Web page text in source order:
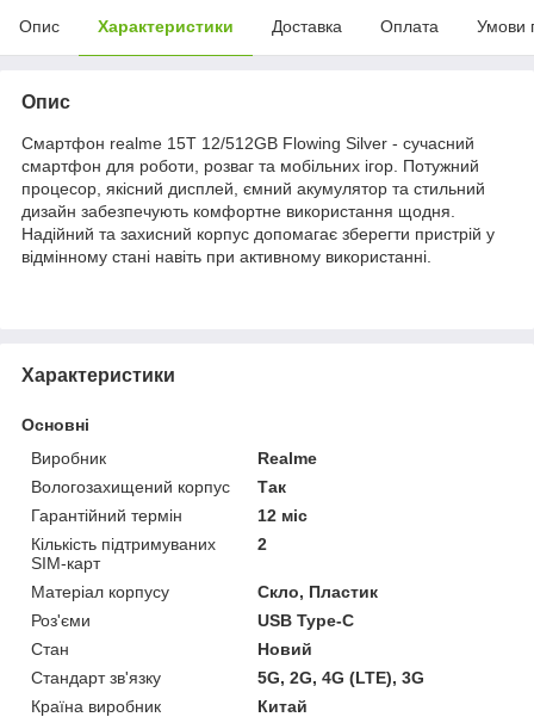
Опис Характеристики Доставка Оплата Умови
Опис
Смартфон realme 15T 12/512GB Flowing Silver - сучасний
смартфон для роботи, розваг та мобільних ігор. Потужний
процесор, якісний дисплей, ємний акумулятор та стильний
дизайн забезпечують комфортне використання щодня.
Надійний та захисний корпус допомагає зберегти пристрій у
відмінному стані навіть при активному використанні.
Характеристики
Основні
Виробник
Realme
Вологозахищений корпус
Так
Гарантійний термін
12 міс
Кількість підтримуваних
SIM-карт
2
Матеріал корпусу
Скло, Пластик
Роз'єми
USB Type-C
Стан
Новий
Стандарт зв'язку
5G, 2G, 4G (LTE), 3G
Країна виробник
Китай